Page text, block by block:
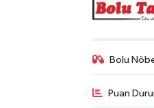
Bolu
Puan